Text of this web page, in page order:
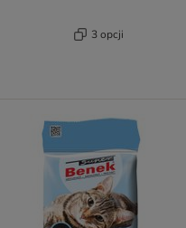
3 opcji